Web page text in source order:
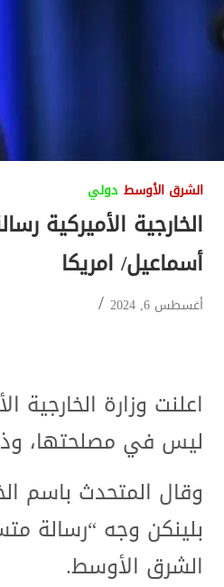
الشرق الأوسط دولي
الخارجية الأميركية
أسماعيل/ امريكا
أغسطس 6, 2024
اعلنت وزارة الخارجية
ليس في مصلحتها،
وقال المتحدث باسم
بلينكن وجه “رسالة
الشرق الأوسط.